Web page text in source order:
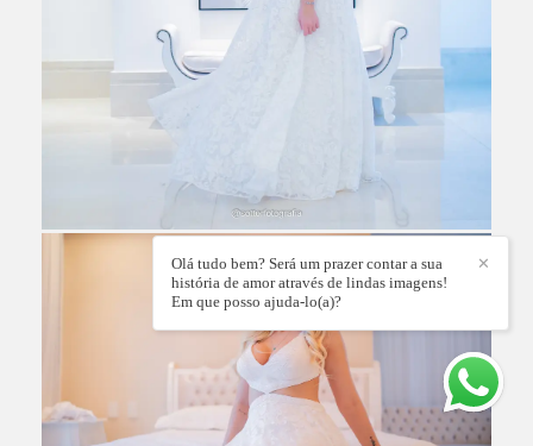
✕
Olá tudo bem? Será um prazer contar a sua
história de amor através de lindas imagens!
Em que posso ajuda-lo(a)?